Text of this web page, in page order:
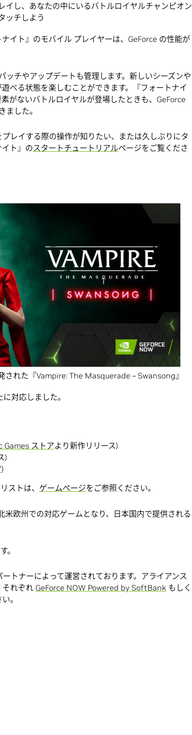
イし、あなたの中にいるバトルロイヤルチャンピオン
ッチしよう
イト』のモバイル プレイヤーは、GeForce の性能が
ッチやアップデートも管理します。新しいシーズンや
べる状態を楽しむことができます。『フォートナイ
がないバトルロイヤルが登場したときも、GeForce
ました。
レイする際の操作が知りたい、または久しぶりにタ
ト』のスタートチュートリアルページをご覧くださ
された『Vampire: The Masquerade – Swansong』
対応しました。
Games ストアより新作リリース)
)
)
ストは、 ゲームぺージをご参照ください。
米欧州での対応ゲームとなり、日本国内で提供される
。
トナーによって運営されております。アライアンス
それぞれ GeForce NOW Powered by SoftBank もしく
。